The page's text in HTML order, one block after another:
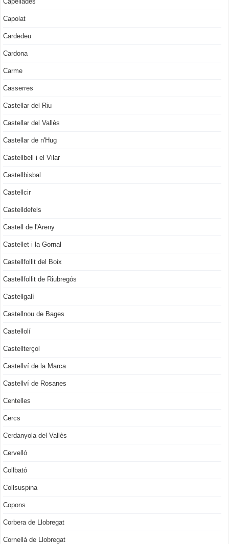
Capolat
Cardedeu
Cardona
Carme
Casserres
Castellar del Riu
Castellar del Vallès
Castellar de n'Hug
Castellbell i el Vilar
Castellbisbal
Castellcir
Castelldefels
Castell de l'Areny
Castellet i la Gornal
Castellfollit del Boix
Castellfollit de Riubregós
Castellgalí
Castellnou de Bages
Castellolí
Castellterçol
Castellví de la Marca
Castellví de Rosanes
Centelles
Cercs
Cerdanyola del Vallès
Cervelló
Collbató
Collsuspina
Copons
Corbera de Llobregat
Cornellà de Llobregat